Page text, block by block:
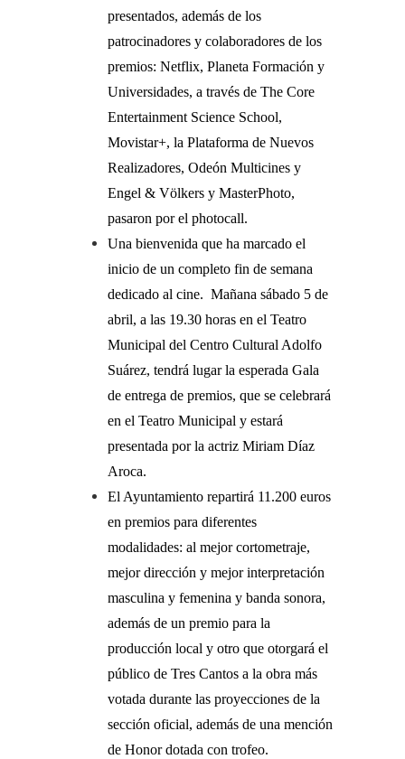
presentados, además de los
patrocinadores y colaboradores de los
premios: Netflix, Planeta Formación y
Universidades, a través de The Core
Entertainment Science School,
Movistar+, la Plataforma de Nuevos
Realizadores, Odeón Multicines y
Engel & Völkers y MasterPhoto,
pasaron por el photocall.
Una bienvenida que ha marcado el
inicio de un completo fin de semana
dedicado al cine. Mañana sábado 5 de
abril, a las 19.30 horas en el Teatro
Municipal del Centro Cultural Adolfo
Suárez, tendrá lugar la esperada Gala
de entrega de premios, que se celebrará
en el Teatro Municipal y estará
presentada por la actriz Miriam Díaz
Aroca.
El Ayuntamiento repartirá 11.200 euros
en premios para diferentes
modalidades: al mejor cortometraje,
mejor dirección y mejor interpretación
masculina y femenina y banda sonora,
además de un premio para la
producción local y otro que otorgará el
público de Tres Cantos a la obra más
votada durante las proyecciones de la
sección oficial, además de una mención
de Honor dotada con trofeo.